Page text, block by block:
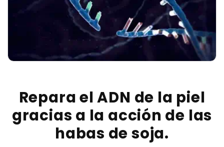
Repara el ADN de la piel
gracias a la acción de las
habas de soja.